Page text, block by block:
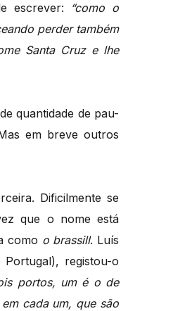
escrever:
“como o
perder também
Santa Cruz e lhe
quantidade de pau-
em breve outros
Dificilmente se
que o nome está
como o brassill. Luís
registou-o
portos, um é o de
cada um, que são